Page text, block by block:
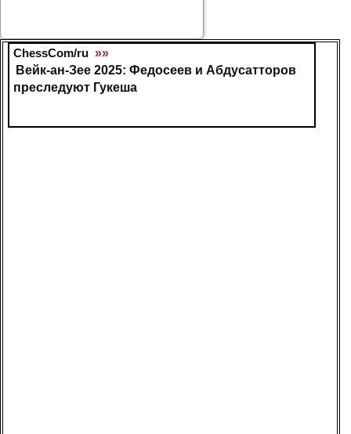
ChessCom/ru »»
Вейк-ан-Зее 2025: Федосеев и Абдусатторов
преследуют Гукеша